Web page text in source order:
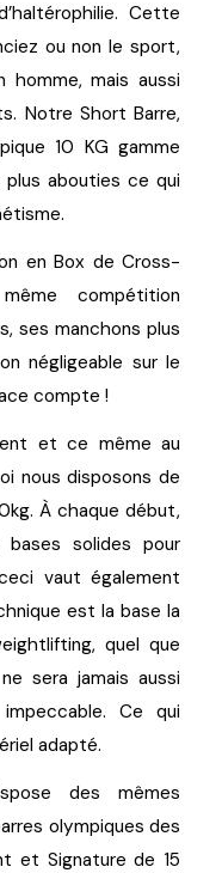
Cette
ou non le sport,
homme, mais aussi
Notre Short Barre,
10 KG gamme
abouties ce qui
.
en Box de Cross-
compétition
ses manchons plus
négligeable sur le
compte !
et ce même au
nous disposons de
À chaque début,
bases solides pour
vaut également
est la base la
quel que
sera jamais aussi
. Ce qui
adapté.
des mêmes
olympiques des
et Signature de 15